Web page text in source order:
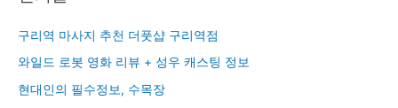
구리역 마사지 추천 더풋샵 구리역점
와일드 로봇 영화 리뷰 + 성우 캐스팅 정보
현대인의 필수정보, 수목장